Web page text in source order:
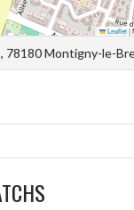
Leaflet|
78180 Montigny-le-